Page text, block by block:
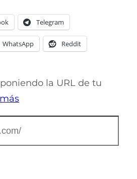
Telegram
WhatsApp Reddit
la URL de tu